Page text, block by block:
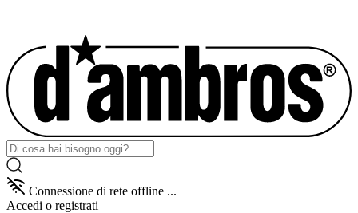
Connessione di rete offline ...
Accedi o registrati